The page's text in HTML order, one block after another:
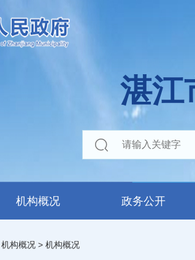
湛江
机构概况 政务公开
机构概况 > 机构概况